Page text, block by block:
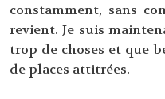
constamment, sans
revient. Je suis
trop de choses et que
de places attitrées.